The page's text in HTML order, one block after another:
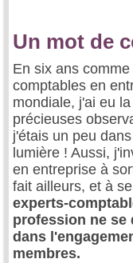
Un mot de
En six ans
comptables en
mondiale, j'ai eu
précieuses
j'étais un peu
lumière ! Aussi,
en entreprise à
fait ailleurs, et à
experts-
profession ne se
dans
membres.